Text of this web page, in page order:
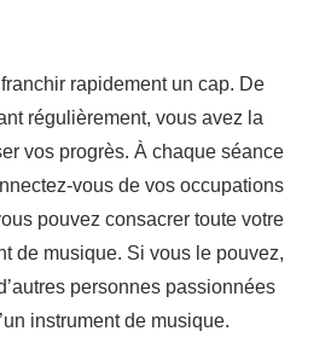
rapidement un cap. De
régulièrement, vous avez la
vos progrès. À chaque séance
vous de vos occupations
pouvez consacrer toute votre
de musique. Si vous le pouvez,
personnes passionnées
instrument de musique.